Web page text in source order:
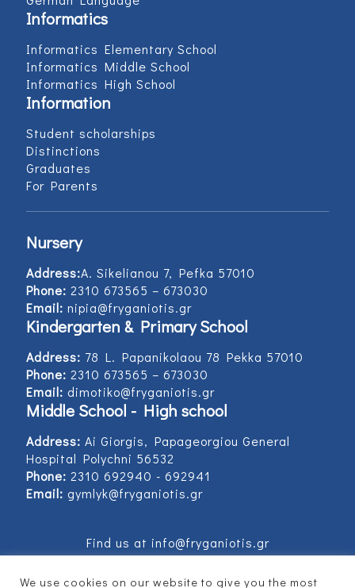
Informatics
Informatics Elementary School
Informatics Middle School
Informatics High School
Information
Student scholarships
Distinctions
Graduates
For Parents
Nursery
Address:Α. Sikelianou 7, Pefka 57010
Phone: 2310 673565 – 673030
Email: nipia@fryganiotis.gr
Kindergarten & Primary School
Address: 78 L. Papanikolaou 78 Pekka 57010
Phone: 2310 673565 – 673030
Email: dimotiko@fryganiotis.gr
Middle School - High school
Address: Ai Giorgis, Papageorgiou General
Hospital Polychni 56532
Phone: 2310 692940 - 692941
Email: gymlyk@fryganiotis.gr
Find us at info@fryganiotis.gr
We use cookies on our website to give you the most